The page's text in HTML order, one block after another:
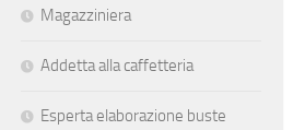
Magazziniera
Addetta alla caffetteria
Esperta elaborazione buste